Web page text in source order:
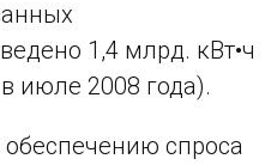
1,4 млрд. кВт•ч
июле 2008 года).
спроса